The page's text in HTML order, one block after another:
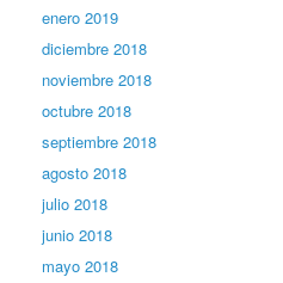
enero 2019
diciembre 2018
noviembre 2018
octubre 2018
septiembre 2018
agosto 2018
julio 2018
junio 2018
mayo 2018